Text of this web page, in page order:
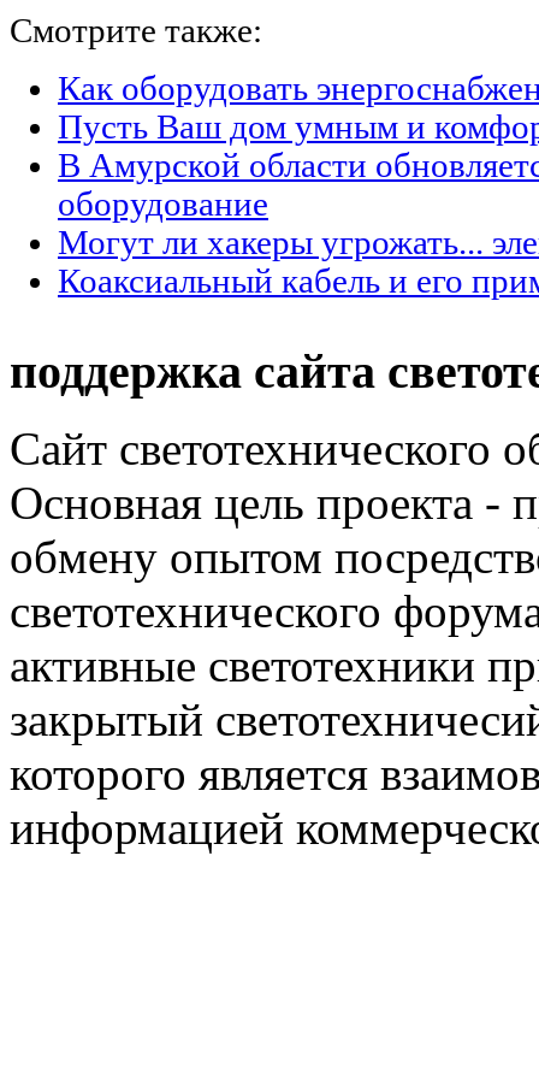
Смотрите также:
Как оборудовать
Пусть Ваш дом умным и
В Амурской области
оборудование
Могут ли хакеры угрожать...
Коаксиальный кабель и его
поддержка сайта
Сайт светотехнического
Основная цель проекта -
обмену опытом
светотехнического
активные светотехники
закрытый
которого является
информацией